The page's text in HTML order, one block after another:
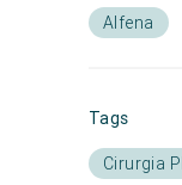
Alfena
Tags
Cirurgia